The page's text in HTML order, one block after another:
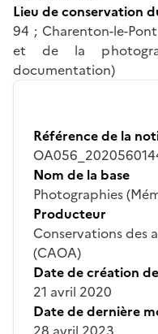
Lieu de conservation
94 ; Charenton-le-
et de la
documentation)
Référence de la
Nom de la base
Photographies
Producteur
Conservations des
(CAOA)
Date de création
21 avril 2020
Date de dernière